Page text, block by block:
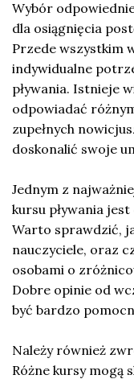
Wybór
dla osiągnięcia
Przede wszystkim
indywidualne
pływania. Istnieje
odpowiadać
zupełnych
doskonalić swoje
Jednym z
kursu pływania jest
Warto sprawdzić,
nauczyciele, oraz
osobami o
Dobre opinie od
być bardzo
Należy również
Różne kursy mogą